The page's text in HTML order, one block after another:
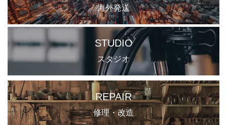
海外発送
STUDIO
スタジオ
REPAIR
修理・改造